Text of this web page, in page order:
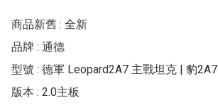
商品新舊 : 全新
品牌 : 通德
型號 : 德軍 Leopard2A7 主戰坦克 | 豹2A7
版本 : 2.0主板